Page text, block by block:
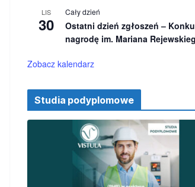
n
e
LIS
30
Cały dzień
Ostatni dzień zgłoszeń –
nagrodę im. Mariana
Zobacz kalendarz
Studia podyplomowe